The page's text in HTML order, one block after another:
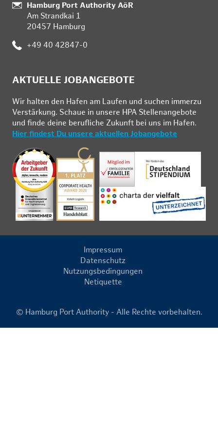
Standort:
Hamburg Port Authority AöR
Am Strandkai 1
20457 Hamburg
Telefon:
+49 40 42847-0
AKTUELLE JOBANGEBOTE
Wir hal­ten den Ha­fen am Lau­fen und su­chen im­mer­zu
Ver­stär­kung. Schau­e in un­se­re HPA Stel­len­an­ge­bo­te
und fin­de deine be­ruf­li­che Zu­kunft bei uns im Ha­fen.
Hier findest Du unsere aktuellen Jobangebote
Impressum
Datenschutz
Nutzungsbedingungen
Netiquette
© Hamburg Port Authority - Alle Rechte vorbehalten.